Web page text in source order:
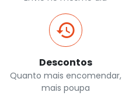
Descontos
Quanto mais encomendar,
mais poupa